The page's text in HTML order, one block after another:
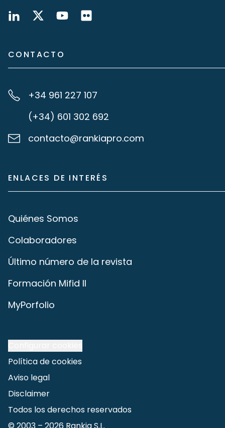
CONTACTO
+34 961 227 107
(+34) 601 302 692
contacto@rankiapro.com
ENLACES DE INTERÉS
Quiénes Somos
Colaboradores
Último número de la revista
Formación Mifid II
MyPorfolio
Política de cookies
Aviso legal
Disclaimer
Todos los derechos reservados